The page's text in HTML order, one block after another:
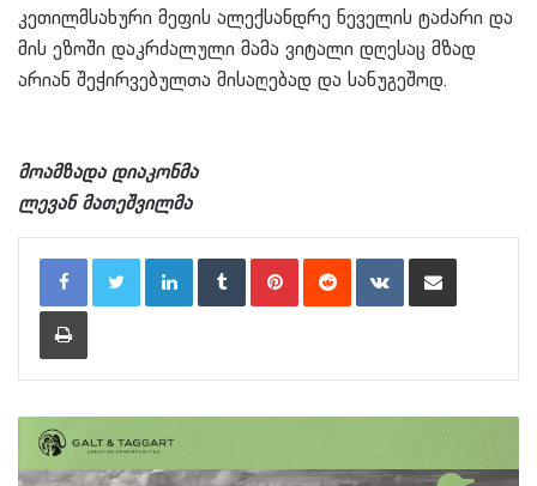
კეთილმსახური მეფის ალექსანდრე ნეველის ტაძარი და
მის ეზოში დაკრძალული მამა ვიტალი დღესაც მზად
არიან შეჭირვებულთა მისაღებად და სანუგეშოდ.
მოამზადა დიაკონმა
ლევან მათეშვილმა
LinkedInTumblr PinterestReddit VKontakteShare via Email
Print